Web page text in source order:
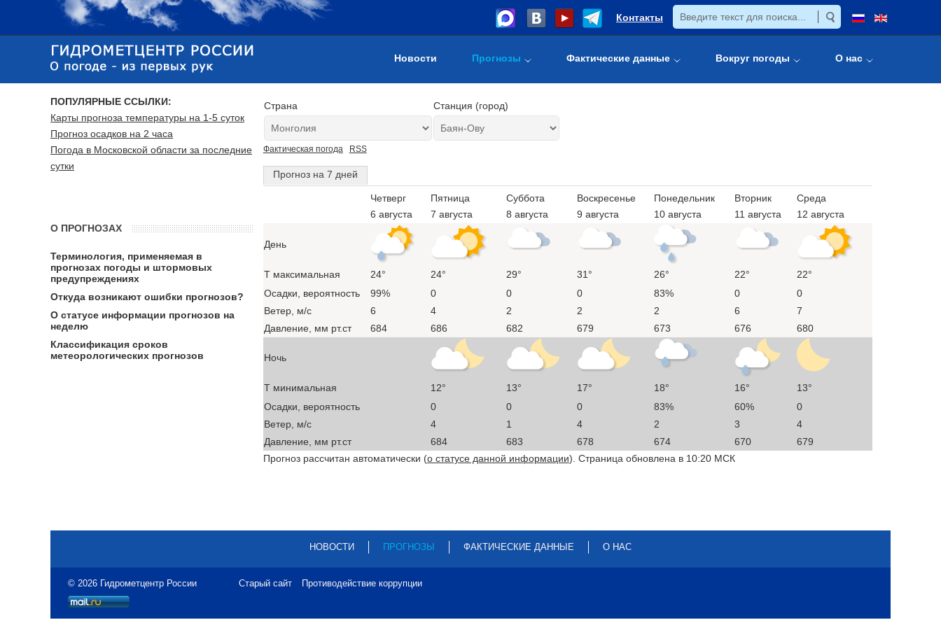
Контакты
Новости Прогнозы Фактические данные Вокруг погоды О нас
Страна Станция (город)
Фактическая погода RSS
Прогноз на 7 дней
Четверг
6 августа
Пятница
7 августа
Суббота
8 августа
Воскресенье
9 августа
Понедельник
10 августа
Вторник
11 августа
Среда
12 августа
День
T максимальная 24° 24° 29° 31° 26° 22°
22°
Осадки, вероятность
99% 0 0 0 83% 0
0
Ветер, м/с
6 4 2 2 2 6
7
Давление, мм рт.ст
684 686 682 679 673 676 680
Ночь
T минимальная 12° 13° 17° 18° 16°
13°
Осадки, вероятность
0 0 0 83% 60%
0
Ветер, м/с
4 1 4 2 3
4
Давление, мм рт.ст
684 683 678 674 670
679
Прогноз рассчитан автоматически (о статусе данной информации). Страница обновлена в 10:20 МСК
ПОПУЛЯРНЫЕ ССЫЛКИ:
Карты прогноза температуры на 1-5 суток
Прогноз осадков на 2 часа
Погода в Московской области за последние
сутки
О ПРОГНОЗАХ
Терминология, применяемая в
прогнозах погоды и штормовых
предупреждениях
Откуда возникают ошибки прогнозов?
О статусе информации прогнозов на
неделю
Классификация сроков
метеорологических прогнозов
НОВОСТИ ПРОГНОЗЫ ФАКТИЧЕСКИЕ ДАННЫЕ О НАС
© 2026 Гидрометцентр России Старый сайт Противодействие коррупции